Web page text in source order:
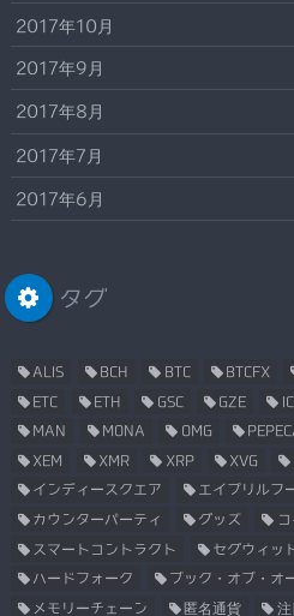
2017年10月
2017年9月
2017年8月
2017年7月
2017年6月
タグ
ALIS BCH BTC BTCFX
ETC ETH GSC GZE
MAN MONA OMG
XEM XMR XRP XVG
インディースクエア エイプリルフ
カウンターパーティ グッズ
スマートコントラクト セグウィッ
ハードフォーク ブック・オブ・オ
メモリーチェーン 匿名通貨 注